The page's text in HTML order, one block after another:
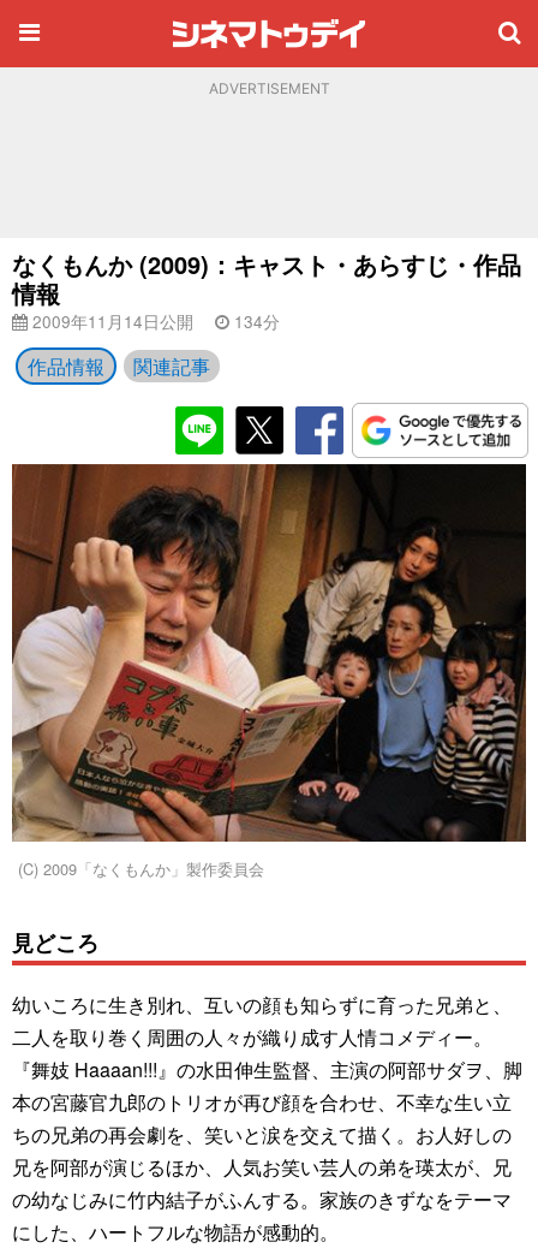
ADVERTISEMENT
なくもんか (2009)：キャスト・あらすじ・作品
情報
2009年11月14日公開 134分
作品情報 関連記事
(C) 2009「なくもんか」製作委員会
見どころ
幼いころに生き別れ、互いの顔も知らずに育った兄弟と、
二人を取り巻く周囲の人々が織り成す人情コメディー。
『舞妓 Haaaan!!!』の水田伸生監督、主演の阿部サダヲ、脚
本の宮藤官九郎のトリオが再び顔を合わせ、不幸な生い立
ちの兄弟の再会劇を、笑いと涙を交えて描く。お人好しの
兄を阿部が演じるほか、人気お笑い芸人の弟を瑛太が、兄
の幼なじみに竹内結子がふんする。家族のきずなをテーマ
にした、ハートフルな物語が感動的。